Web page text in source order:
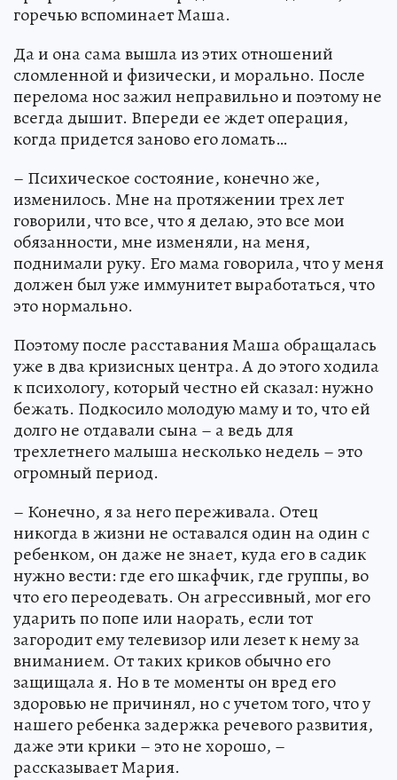
горечью вспоминает Маша.
Да и она сама вышла из этих отношений
сломленной и физически, и морально. После
перелома нос зажил неправильно и поэтому не
всегда дышит. Впереди ее ждет операция,
когда придется заново его ломать…
– Психическое состояние, конечно же,
изменилось. Мне на протяжении трех лет
говорили, что все, что я делаю, это все мои
обязанности, мне изменяли, на меня,
поднимали руку. Его мама говорила, что у меня
должен был уже иммунитет выработаться, что
это нормально.
Поэтому после расставания Маша обращалась
уже в два кризисных центра. А до этого ходила
к психологу, который честно ей сказал: нужно
бежать. Подкосило молодую маму и то, что ей
долго не отдавали сына – а ведь для
трехлетнего малыша несколько недель – это
огромный период.
– Конечно, я за него переживала. Отец
никогда в жизни не оставался один на один с
ребенком, он даже не знает, куда его в садик
нужно вести: где его шкафчик, где группы, во
что его переодевать. Он агрессивный, мог его
ударить по попе или наорать, если тот
загородит ему телевизор или лезет к нему за
вниманием. От таких криков обычно его
защищала я. Но в те моменты он вред его
здоровью не причинял, но с учетом того, что у
нашего ребенка задержка речевого развития,
даже эти крики – это не хорошо, –
рассказывает Мария.